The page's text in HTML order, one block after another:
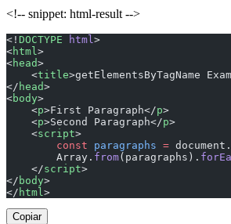
<!-- snippet: html-result -->
<! DOCTYPE html>
<html>
<head>
    <
title>getElementsByTagName
</ head>
<body>
    <
p>First Paragraph</p>
    <
p>Second Paragraph</p>
    <
script>
        const
paragraphs = document.
        Array.
from(paragraphs).
    </
script>
</ body>
</ html>
Copiar